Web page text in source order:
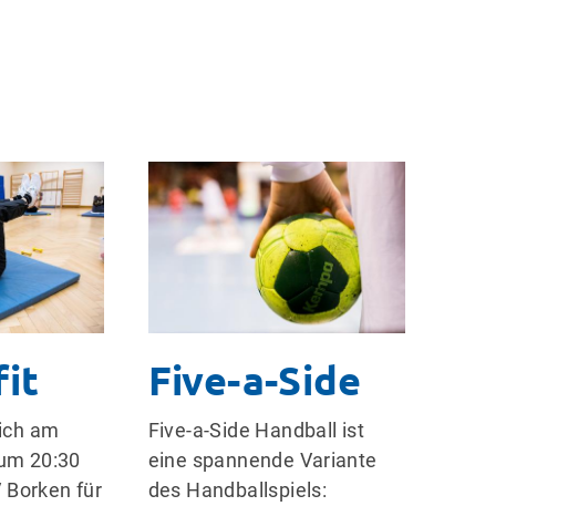
am
20:30
Borken für
Five-a-Side
Five-a-Side Handball ist
eine spannende Variante
des Handballspiels: